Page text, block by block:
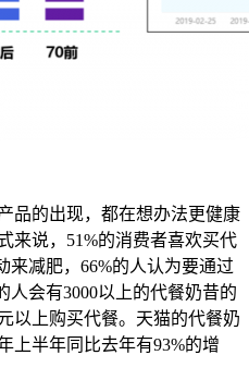
品的出现，都在想办法更健康
来说，51%的消费者喜欢买代
来减肥，66%的人认为要通过
人会有3000以上的代餐奶昔的
以上购买代餐。天猫的代餐奶
上半年同比去年有93%的增